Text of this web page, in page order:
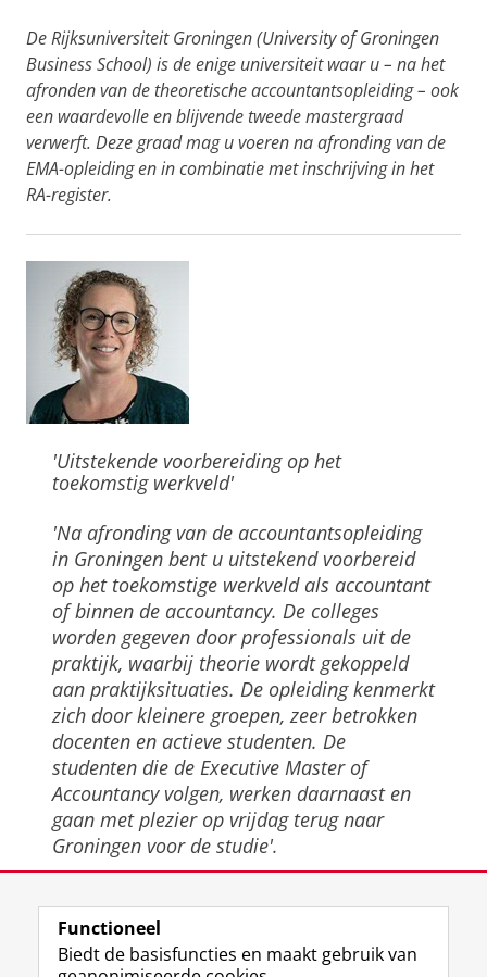
De Rijksuniversiteit Groningen (University of Groningen
Business School) is de enige universiteit waar u – na het
afronden van de theoretische accountantsopleiding – ook
een waardevolle en blijvende tweede mastergraad
verwerft. Deze graad mag u voeren na afronding van de
EMA-opleiding en in combinatie met inschrijving in het
RA-register.
'Uitstekende voorbereiding op het
toekomstig werkveld'
'Na afronding van de accountantsopleiding
in Groningen bent u uitstekend voorbereid
op het toekomstige werkveld als accountant
of binnen de accountancy. De colleges
worden gegeven door professionals uit de
praktijk, waarbij theorie wordt gekoppeld
aan praktijksituaties. De opleiding kenmerkt
zich door kleinere groepen, zeer betrokken
docenten en actieve studenten. De
studenten die de Executive Master of
Accountancy volgen, werken daarnaast en
gaan met plezier op vrijdag terug naar
Groningen voor de studie'.
Opleidingsdirecteur Executive Master of
Accountancy
Functioneel
Biedt de basisfuncties en maakt gebruik van